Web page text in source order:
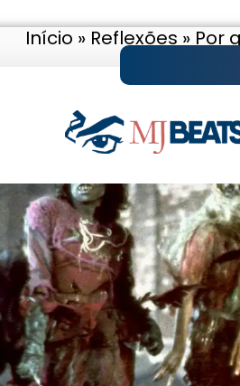
Início » Reflexões » Por